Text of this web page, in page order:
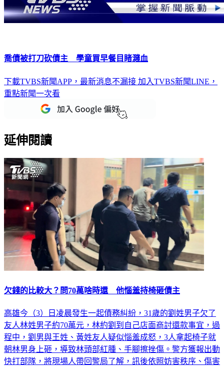
喬債被打刀砍債主 學童買早餐目睹濺血
下載TVBS新聞APP，最新消息不漏接 加入TVBS新聞LINE，
重點新聞一次看
延伸閱讀
欠錢的比較大？問70萬啥時還 他惱羞持椅砸債主
高雄今（3）日凌晨發生一起債務糾紛，31歲的劉姓男子欠了
友人林姓男子約70萬元，林約劉到自己店面商討還款事宜，過
程中，劉男與王姓、黃姓友人疑似惱羞成怒，3人拿起椅子就
朝林男身上砸，導致林頭部紅腫、手腳擦挫傷。警方獲報出動
快打部隊，將現場人帶回警局了解，訊後依照妨害秩序、傷害